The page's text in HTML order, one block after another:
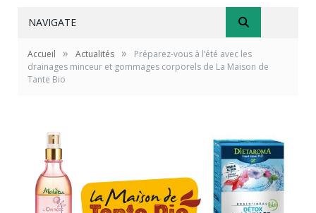
NAVIGATE
Accueil » Actualités »
Préparez-vous à l’été avec les
drainages minceur et gommages corporels de La Maison de
Tante Bio